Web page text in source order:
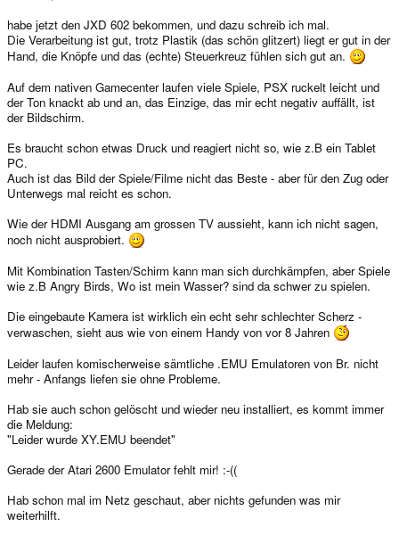
habe jetzt den JXD 602 bekommen, und dazu schreib ich mal.
Die Verarbeitung ist gut, trotz Plastik (das schön glitzert) liegt er gut in der
Hand, die Knöpfe und das (echte) Steuerkreuz fühlen sich gut an.
Auf dem nativen Gamecenter laufen viele Spiele, PSX ruckelt leicht und
der Ton knackt ab und an, das Einzige, das mir echt negativ auffällt, ist
der Bildschirm.
Es braucht schon etwas Druck und reagiert nicht so, wie z.B ein Tablet
PC.
Auch ist das Bild der Spiele/Filme nicht das Beste - aber für den Zug oder
Unterwegs mal reicht es schon.
Wie der HDMI Ausgang am grossen TV aussieht, kann ich nicht sagen,
noch nicht ausprobiert.
Mit Kombination Tasten/Schirm kann man sich durchkämpfen, aber Spiele
wie z.B Angry Birds, Wo ist mein Wasser? sind da schwer zu spielen.
Die eingebaute Kamera ist wirklich ein echt sehr schlechter Scherz -
verwaschen, sieht aus wie von einem Handy von vor 8 Jahren
Leider laufen komischerweise sämtliche .EMU Emulatoren von Br. nicht
mehr - Anfangs liefen sie ohne Probleme.
Hab sie auch schon gelöscht und wieder neu installiert, es kommt immer
die Meldung:
"Leider wurde XY.EMU beendet"
Gerade der Atari 2600 Emulator fehlt mir! :-((
Hab schon mal im Netz geschaut, aber nichts gefunden was mir
weiterhilft.